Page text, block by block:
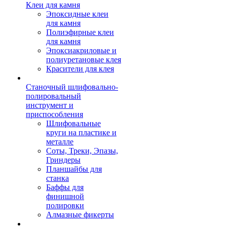
Клеи для камня
Эпоксидные клеи
для камня
Полиэфирные клеи
для камня
Эпоксиакриловые и
полиуретановые клея
Красители для клея
Станочный шлифовально-
полировальный
инструмент и
приспособления
Шлифовальные
круги на пластике и
металле
Соты, Треки, Эпазы,
Гриндеры
Планшайбы для
станка
Баффы для
финишной
полировки
Алмазные фикерты